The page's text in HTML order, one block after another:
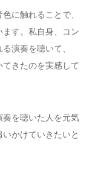
に触れることで、
す。私自身、コン
演奏を聴いて、
てきたのを実感して
を聴いた人を元気
かけていきたいと